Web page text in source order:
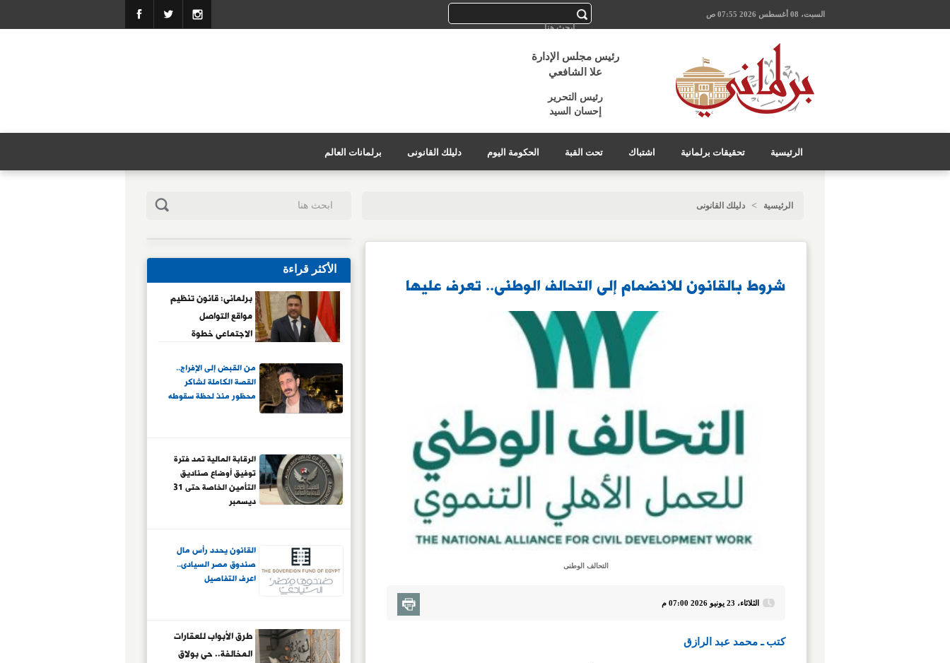
السبت، 08 أغسطس 2026 07:55 ص
رئيس مجلس الإدارة
علا الشافعي
رئيس التحرير
إحسان السيد
الرئيسية تحقيقات برلمانية اشتباك تحت القبة الحكومة اليوم دليلك القانونى برلمانات العالم
الرئيسية > دليلك القانونى
شروط بالقانون للانضمام إلى التحالف الوطنى.. تعرف عليها
التحالف الوطنى
الثلاثاء، 23 يونيو 2026 07:00 م
كتب ـ محمد عبد الرازق
الأكثر قراءة
برلمانى: قانون تنظيم
مواقع التواصل
الاجتماعى خطوة
المجتمع
من القبض إلى الإفراج..
القصة الكاملة لشاكر
محظور منذ لحظة سقوطه
الرقابة المالية تمد فترة
توفيق أوضاع صناديق
التأمين الخاصة حتى 31
ديسمبر
القانون يحدد رأس مال
صندوق مصر السيادى..
اعرف التفاصيل
طرق الأبواب للعقارات
المخالفة.. حى بولاق